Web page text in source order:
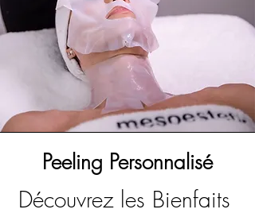
Peeling Personnalisé
Découvrez les Bienfaits